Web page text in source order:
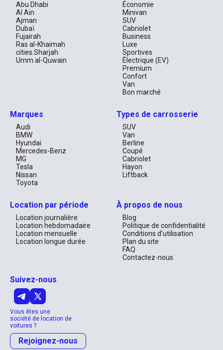
Abu Dhabi
Al Ain
Ajman
Dubaï
Fujairah
Ras al-Khaimah
cities.Sharjah
Umm al-Quwain
Économie
Minivan
SUV
Cabriolet
Business
Luxe
Sportives
Électrique (EV)
Premium
Confort
Van
Bon marché
Marques
Audi
BMW
Hyundai
Mercedes-Benz
MG
Tesla
Nissan
Toyota
Types de carrosserie
SUV
Van
Berline
Coupé
Cabriolet
Hayon
Liftback
Location par période
Location journalière
Location hebdomadaire
Location mensuelle
Location longue durée
À propos de nous
Blog
Politique de confidentialité
Conditions d'utilisation
Plan du site
FAQ
Contactez-nous
Suivez-nous
Vous êtes une
société de location de
voitures ?
Rejoignez-nous